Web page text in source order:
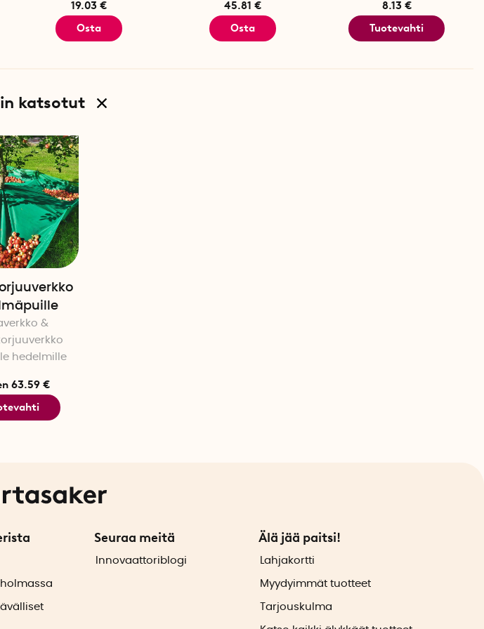
19.03 €
Osta
45.81 €
Osta
8.13 €
Tuotevahti
katsotut
&
hedelmille
63.59 €
Seuraa meitä
Innovaattoriblogi
Älä jää paitsi!
Lahjakortti
Myydyimmät tuotteet
Tarjouskulma